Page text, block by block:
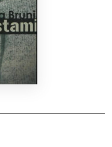
info@elvislab.lt